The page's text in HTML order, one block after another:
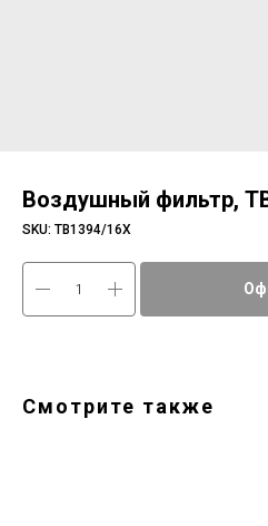
Воздушный фильтр,
SKU: TB1394/16Х
Смотрите также